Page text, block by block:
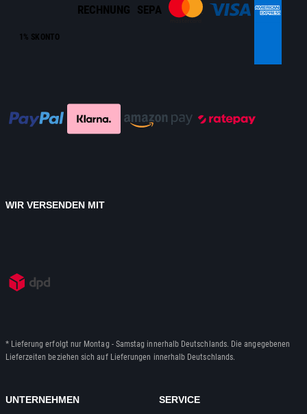
1% SKONTO
RECHNUNG SEPA
WIR VERSENDEN MIT
* Lieferung erfolgt nur Montag - Samstag innerhalb Deutschlands. Die angegebenen
Lieferzeiten beziehen sich auf Lieferungen innerhalb Deutschlands.
UNTERNEHMEN SERVICE